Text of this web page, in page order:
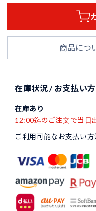
商品につ
在庫状況 / お支払い
在庫あり
12:00迄のご注文で当日
ご利用可能なお支払い方